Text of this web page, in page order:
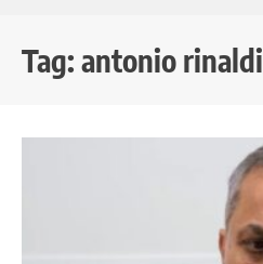
Tag: antonio rinaldi